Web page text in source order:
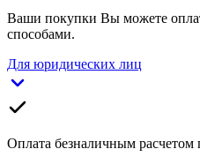
Ваши покупки Вы можете
способами.
Для юридических лиц
Оплата безналичным расчетом